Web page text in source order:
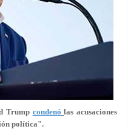
Trump condenó las acusaciones
política".